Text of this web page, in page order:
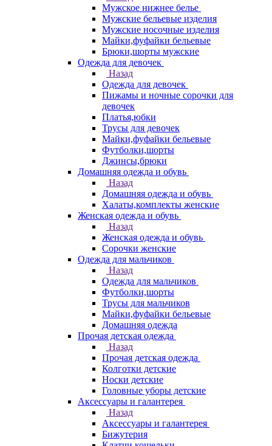
Мужское нижнее белье
Мужские бельевые изделия
Мужские носочные изделия
Майки,фуфайки бельевые
Брюки,шорты мужские
Одежда для девочек
Назад
Одежда для девочек
Пижамы и ночные сорочки для
девочек
Платья,юбки
Трусы для девочек
Майки,фуфайки бельевые
Футболки,шорты
Джинсы,брюки
Домашняя одежда и обувь
Назад
Домашняя одежда и обувь
Халаты,комплекты женские
Женская одежда и обувь
Назад
Женская одежда и обувь
Сорочки женские
Одежда для мальчиков
Назад
Одежда для мальчиков
Футболки,шорты
Трусы для мальчиков
Майки,фуфайки бельевые
Домашняя одежда
Прочая детская одежда
Назад
Прочая детская одежда
Колготки детские
Носки детские
Головные уборы детские
Аксессуары и галантерея
Назад
Аксессуары и галантерея
Бижутерия